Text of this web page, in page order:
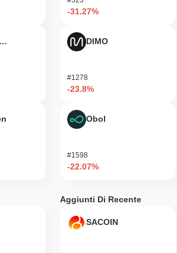
-31.27%
DIMO
#1278
-23.8%
Obol
#1598
-22.07%
Aggiunti Di Recente
SACOIN